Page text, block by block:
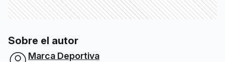
Sobre el autor
Marca Deportiva